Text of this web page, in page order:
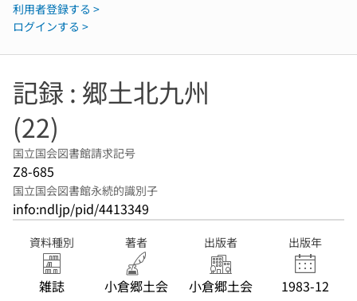
利用者登録する >
ログインする >
記録 : 郷土北九州
(22)
国立国会図書館請求記号
Z8-685
国立国会図書館永続的識別子
info:ndljp/pid/4413349
資料種別
雑誌
著者
小倉郷土会
出版者
小倉郷土会
出版年
1983-12